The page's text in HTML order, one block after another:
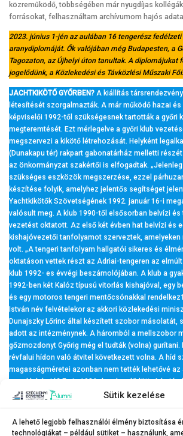
Sütik kezelése
A lehető legjobb felhasználói élmény biztosítása
technológiákat – például sütiket – használunk,
közreműködő, többségében már nyugdíjas
forrásokat, felhasználtam archívumom hajós
2023. június 1-jén az aulában 16 tengerész
aranydiplomáját. Ők valójában még Budapesten, a
Tagozaton, az Újhelyi úton tanultak. A diplomájukat
jogelődünk, a Közlekedési és Távközlési Műszaki
JACHTKIKÖTŐ GYŐRBEN? A kiállítás
létesítését szorgalmazták. A már működő hazai
képviselői 1992-től szükségesnek tartották a győri
megteremtését. Ezt mérlegelve a győri klub
megszervezi a kikötő létrehozását. Helyként
(Dunakapu tér) rakpart gabonatárház melletti
az önkormányzat szakértői is elfogadtak.
szükséges eszközök megszerzése, ezzel
készítése folyik, amelyhez jelentős segítséget
Yachtkikötők Szövetségének 1992. január 16-i
valósult meg. A klub 1990-től elsősorban belvízi és
vezetést oktatott. Az első két évben hat belvízi és
kishajóvezetői tanfolyamot szerveztek, amelyeken
volt. „A tengeri tanfolyam hallgatói sikeres és
oktatáson vettek részt az Adriai-tengeren az
klub 1992- es évvégi beszámolójában. A klub a
1992-ben két Kalóz típusú vitorlás kishajóval, egy
és egy motoros tengeri mentőcsónakkal
István név felvételekor az akkori közlekedési
Dunajszky Lőrinc által készített szobor másolatát,
adott az intézménynek. A háromból a mellszobor
gőzmozdonyt Győrig még el tudták (volna) gurítani.
révfalui hídon való átvitel következett volna. A híd
magasságméretei azonban nem tették lehetővé
vagy klub hajó? Ez is 1986- ban kezdődött. A
terepe mellett a hallgatói „A” klub
túl alacsony, vagy túl magas vízállása gátolta a
Jelentős ellenzői köre is volt a mozdony és a hajó